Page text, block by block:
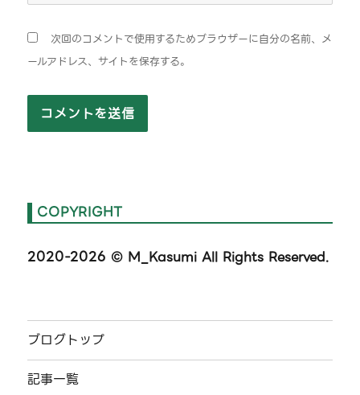
次回のコメントで使用するためブラウザーに自分の名前、メ
ールアドレス、サイトを保存する。
COPYRIGHT
2020-2026 © M_Kasumi All Rights Reserved.
ブログトップ
記事一覧